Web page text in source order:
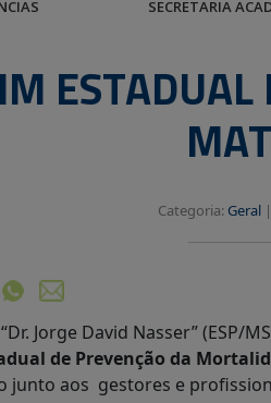
SECRETARIA
Categoria: Geral |
Jorge David Nasser”
de Prevenção da
junto aos gestores e